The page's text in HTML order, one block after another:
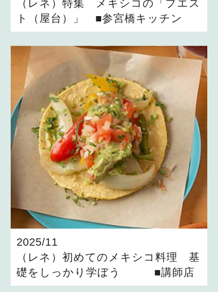
（レネ）特集 メキシコの「プエス
ト（屋台）」 ■参宮橋キッチン
2025/11
（レネ）初めてのメキシコ料理 基
礎をしっかり学ぼう ■講師店